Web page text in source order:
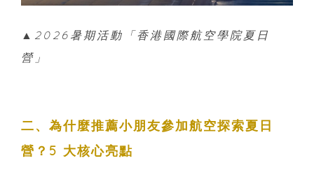
▲2026暑期活動「香港國際航空學院夏日
營」
二、為什麼推薦小朋友參加航空探索夏日
營？5 大核心亮點